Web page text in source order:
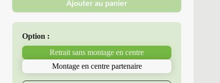
-
Pneus
400/5-
4PR
VELOCE
V6534
Ajouter au panier
Option :
Retrait sans montage en centre
Montage en centre partenaire